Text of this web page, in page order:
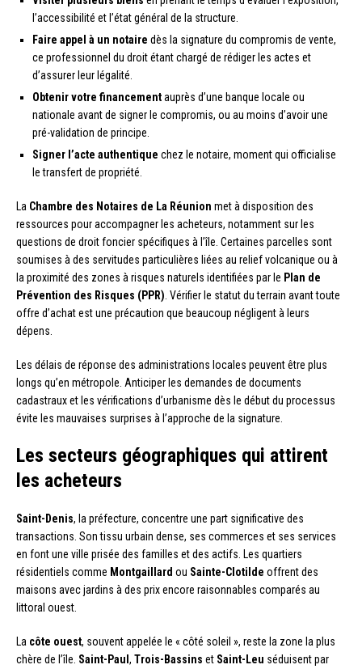
l’accessibilité et l’état général de la structure.
Faire appel à un notaire dès la signature du compromis de vente,
ce professionnel du droit étant chargé de rédiger les actes et
d’assurer leur légalité.
Obtenir votre financementauprès d’une banque locale ou
nationale avant de signer le compromis, ou au moins d’avoir une
pré-validation de principe.
Signer l’acte authentique chez le notaire, moment qui officialise
le transfert de propriété.
La Chambre des Notaires de La Réunion met à disposition des
ressources pour accompagner les acheteurs, notamment sur les
questions de droit foncier spécifiques à l’île. Certaines parcelles sont
soumises à des servitudes particulières liées au relief volcanique ou à
la proximité des zones à risques naturels identifiées par le Plan de
Prévention des Risques (PPR) . Vérifier le statut du terrain avant toute
offre d’achat est une précaution que beaucoup négligent à leurs
dépens.
Les délais de réponse des administrations locales peuvent être plus
longs qu’en métropole. Anticiper les demandes de documents
cadastraux et les vérifications d’urbanisme dès le début du processus
évite les mauvaises surprises à l’approche de la signature.
Les secteurs géographiques qui attirent
les acheteurs
Saint-Denis, la préfecture, concentre une part significative des
transactions. Son tissu urbain dense, ses commerces et ses services
en font une ville prisée des familles et des actifs. Les quartiers
résidentiels comme Montgaillard ou Sainte-Clotilde offrent des
maisons avec jardins à des prix encore raisonnables comparés au
littoral ouest.
La côte ouest, souvent appelée le « côté soleil », reste la zone la plus
chère de l’île. Saint-Paul , Trois-Bassins et Saint-Leu séduisent par